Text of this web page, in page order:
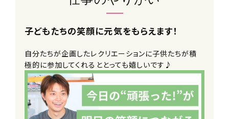
子どもたちの笑顔に元気をもらえます！
自分たちが企画したレクリエーションに子供たちが積
極的に参加してくれるととっても嬉しいです♪